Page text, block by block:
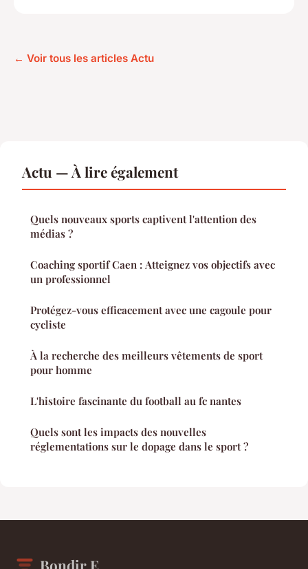
← Voir tous les articles Actu
Actu — À lire également
Quels nouveaux sports captivent l'attention des
médias ?
Coaching sportif Caen : Atteignez vos objectifs avec
un professionnel
Protégez-vous efficacement avec une cagoule pour
cycliste
À la recherche des meilleurs vêtements de sport
pour homme
L'histoire fascinante du football au fc nantes
Quels sont les impacts des nouvelles
réglementations sur le dopage dans le sport ?
Bondir E